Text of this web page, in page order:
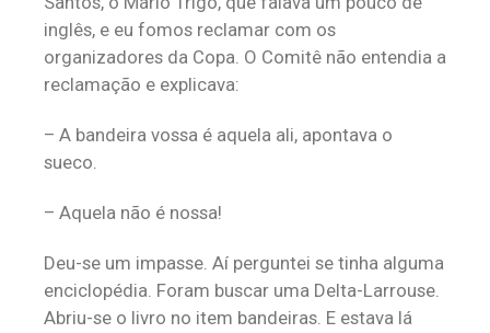
inglês, e eu fomos reclamar com os
organizadores da Copa. O Comitê não entendia a
reclamação e explicava:
– A bandeira vossa é aquela ali, apontava o
sueco.
– Aquela não é nossa!
Deu-se um impasse. Aí perguntei se tinha alguma
enciclopédia. Foram buscar uma Delta-Larrouse.
Abriu-se o livro no item bandeiras. E estava lá